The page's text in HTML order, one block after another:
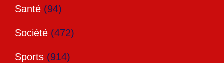
Santé (94)
Société (472)
Sports (914)